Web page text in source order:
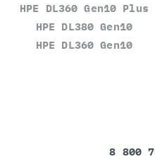
HPE DL360 Gen10 Plus
HPE DL380 Gen10
HPE DL360 Gen10
8 800